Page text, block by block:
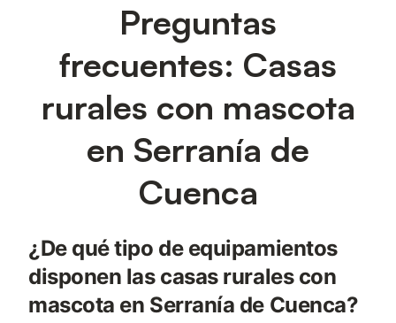
Preguntas
frecuentes: Casas
rurales con mascota
en Serranía de
Cuenca
¿De qué tipo de equipamientos
disponen las casas rurales con
mascota en Serranía de Cuenca?